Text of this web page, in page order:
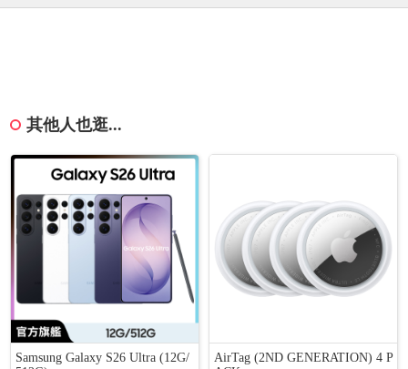
其他人也逛...
Samsung Galaxy S26 Ultra (12G/
AirTag (2ND GENERATION) 4 P